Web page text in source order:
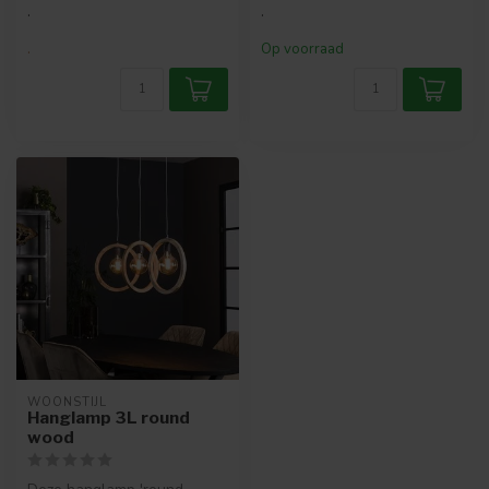
.
.
.
Op voorraad
WOONSTIJL
Hanglamp 3L round
wood